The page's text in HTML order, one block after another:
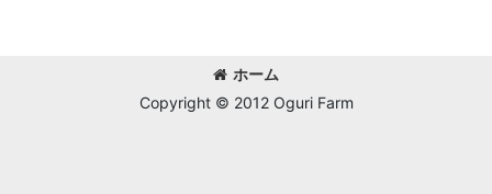
ホーム
Copyright © 2012 Oguri Farm